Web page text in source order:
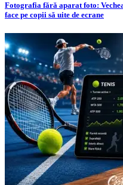
Fotografia fără aparat foto:
face pe copii să uite de ecrane